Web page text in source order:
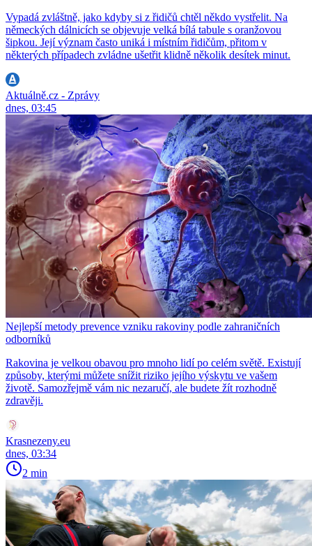
Vypadá zvláštně, jako kdyby si z řidičů chtěl někdo vystřelit. Na
německých dálnicích se objevuje velká bílá tabule s oranžovou
šipkou. Její význam často uniká i místním řidičům, přitom v
některých případech zvládne ušetřit klidně několik desítek minut.
Aktuálně.cz - Zprávy
dnes, 03:45
Nejlepší metody prevence vzniku rakoviny podle zahraničních
odborníků
Rakovina je velkou obavou pro mnoho lidí po celém světě. Existují
způsoby, kterými můžete snížit riziko jejího výskytu ve vašem
životě. Samozřejmě vám nic nezaručí, ale budete žít rozhodně
zdravěji.
Krasnezeny.eu
dnes, 03:34
2 min